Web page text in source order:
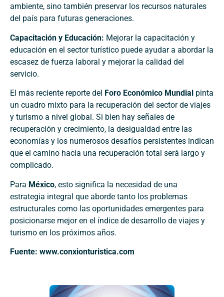
ambiente, sino también preservar los recursos naturales
del país para futuras generaciones.
Capacitación y Educación: Mejorar la capacitación y
educación en el sector turístico puede ayudar a abordar la
escasez de fuerza laboral y mejorar la calidad del
servicio.
El más reciente reporte del Foro Económico Mundial pinta
un cuadro mixto para la recuperación del sector de viajes
y turismo a nivel global. Si bien hay señales de
recuperación y crecimiento, la desigualdad entre las
economías y los numerosos desafíos persistentes indican
que el camino hacia una recuperación total será largo y
complicado.
Para México, esto significa la necesidad de una
estrategia integral que aborde tanto los problemas
estructurales como las oportunidades emergentes para
posicionarse mejor en el índice de desarrollo de viajes y
turismo en los próximos años.
Fuente: www.conxionturistica.com